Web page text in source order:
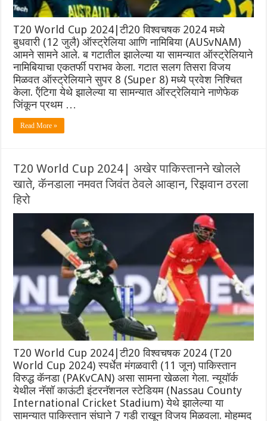
T20 World Cup 2024|टी20 विश्वचषक 2024 मध्ये
बुधवारी (12 जुलै) ऑस्ट्रेलिया आणि नामिबिया (AUSvNAM)
आमने सामने आले. ब गटातील झालेल्या या सामन्यात ऑस्ट्रेलियाने
नामिबियाचा एकतर्फी पराभव केला. गटात सलग तिसरा विजय
मिळवत ऑस्ट्रेलियाने सुपर 8 (Super 8) मध्ये प्रवेश निश्चित
केला. ऍंटिगा येथे झालेल्या या सामन्यात ऑस्ट्रेलियाने नाणेफेक
जिंकून प्रथम …
Read More »
T20 World Cup 2024| अखेर पाकिस्तानने खोलले
खाते, कॅनडाला नमवत जिवंत ठेवले आव्हान, रिझवान ठरला
हिरो
T20 World Cup 2024|टी20 विश्वचषक 2024 (T20
World Cup 2024) स्पर्धेत मंगळवारी (11 जून) पाकिस्तान
विरुद्ध कॅनडा (PAKvCAN) असा सामना खेळला गेला. न्यूयॉर्क
येथील ‌नॅसॉ काऊंटी इंटरनॅशनल स्टेडियम (Nassau County
International Cricket Stadium) येथे झालेल्या या
सामन्यात पाकिस्तान संघाने 7 गडी राखून विजय मिळवला. मोहम्मद